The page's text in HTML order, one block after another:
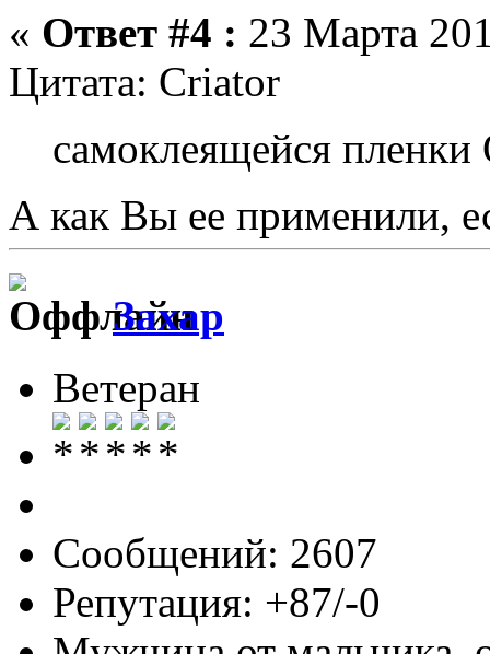
« Ответ #4 : 23 Марта
Цитата: Criator
самоклеящейся
А как Вы ее применили,
Захар
Ветеран
Сообщений: 2607
Репутация: +87/-0